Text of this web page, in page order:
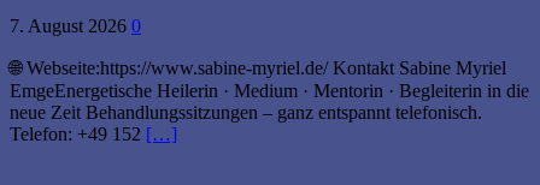
7. August 2026 0
🌐 Webseite:https://www.sabine-myriel.de/ Kontakt Sabine Myriel
EmgeEnergetische Heilerin · Medium · Mentorin · Begleiterin in die
neue Zeit Behandlungssitzungen – ganz entspannt telefonisch.
Telefon: +49 152 […]